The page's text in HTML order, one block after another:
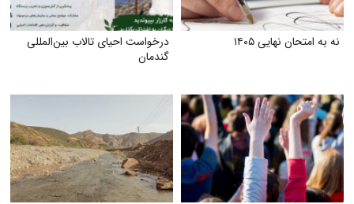
نه به امتحان نهایی ۱۴۰۵
درخواست احیای تالاب بین‌المللی
گندمان